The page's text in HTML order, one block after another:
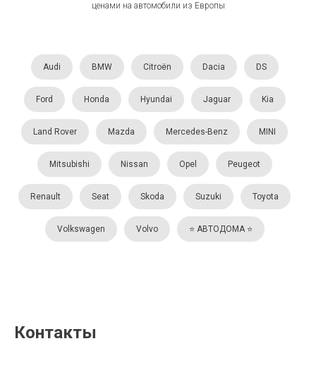
ценами на автомобили из Европы
Audi BMW Citroën Dacia DS
Ford Honda Hyundai Jaguar Kia
Land Rover Mazda Mercedes-Benz MINI
Mitsubishi Nissan Opel Peugeot
Renault Seat Skoda Suzuki Toyota
Volkswagen Volvo ⭐️ АВТОДОМА ⭐️
Контакты